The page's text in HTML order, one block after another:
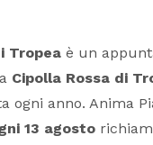
Tropea è un
Cipolla Rossa di
ogni anno. Anima
13 agosto